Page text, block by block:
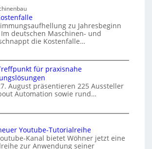
c
h
a
f
f
n
i
v
e
r
l
A
u
t
m
t
i
zu Jahresbeginn
deutschen Maschinen- und
die Kostenfalle…
für praxisnahe
August präsentieren 225 Aussteller
Automation sowie rund…
Youtube-Tutorialreihe
Kanal bietet Wöhner jetzt eine
zur Anwendung seiner